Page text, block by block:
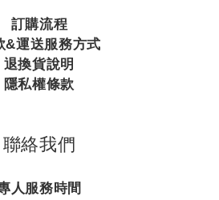
訂購流程
&運送服務方式
退換貨說明
隱私權條款
聯絡我們
人服務時間